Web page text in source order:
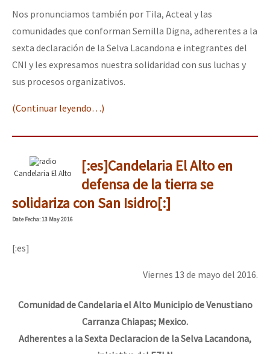
Nos pronunciamos también por Tila, Acteal y las
comunidades que conforman Semilla Digna, adherentes a la
sexta declaración de la Selva Lacandona e integrantes del
CNI y les expresamos nuestra solidaridad con sus luchas y
sus procesos organizativos.
(Continuar leyendo…)
Candelaria El Alto
[:es]Candelaria El Alto en
defensa de la tierra se
solidariza con San Isidro[:]
DateFecha: 13 May 2016
[:es]
Viernes 13 de mayo del 2016.
Comunidad de Candelaria el Alto Municipio de Venustiano
Carranza Chiapas; Mexico.
Adherentes a la Sexta Declaracion de la Selva Lacandona,